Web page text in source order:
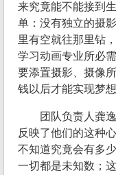
来究竟能不能接到
单：没有独立的摄
里有空就往那里钻
学习动画专业所必
要添置摄影、摄像
钱以后才能实现梦想
团队负责人龚
反映了他们的这种
不知道究竟会有多
一切都是未知数；